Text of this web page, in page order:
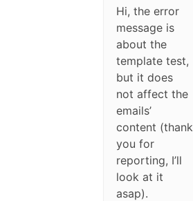
Hi, the error
message is
about the
template test,
but it does
not affect the
emails’
content (thank
you for
reporting, I’ll
look at it
asap).